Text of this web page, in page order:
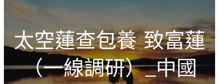
太空蓮查包養 致富蓮
（一線調研）_中國